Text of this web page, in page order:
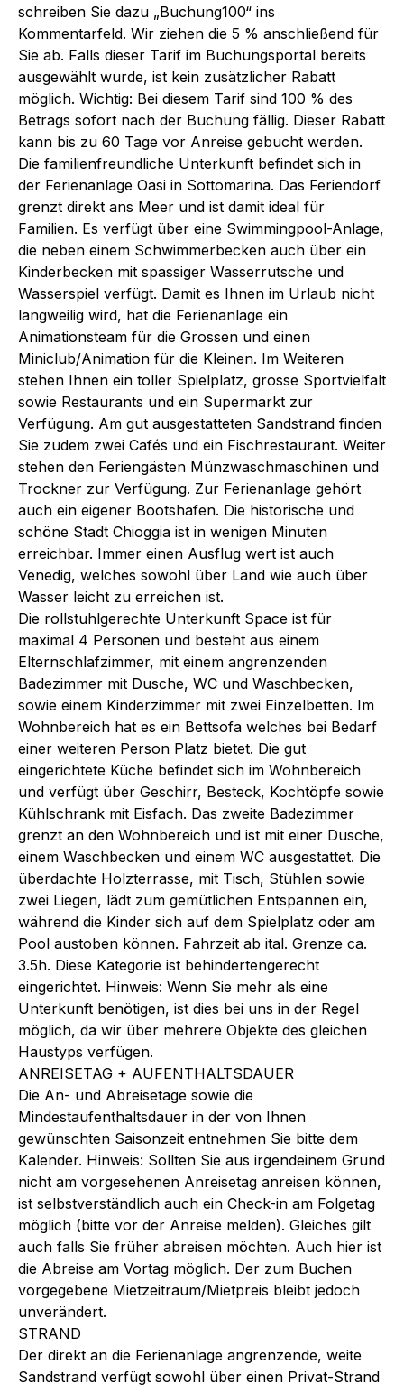
schreiben Sie dazu „Buchung100“ ins
Kommentarfeld. Wir ziehen die 5 % anschließend für
Sie ab. Falls dieser Tarif im Buchungsportal bereits
ausgewählt wurde, ist kein zusätzlicher Rabatt
möglich. Wichtig: Bei diesem Tarif sind 100 % des
Betrags sofort nach der Buchung fällig. Dieser Rabatt
kann bis zu 60 Tage vor Anreise gebucht werden.
Die familienfreundliche Unterkunft befindet sich in
der Ferienanlage Oasi in Sottomarina. Das Feriendorf
grenzt direkt ans Meer und ist damit ideal für
Familien. Es verfügt über eine Swimmingpool-Anlage,
die neben einem Schwimmerbecken auch über ein
Kinderbecken mit spassiger Wasserrutsche und
Wasserspiel verfügt. Damit es Ihnen im Urlaub nicht
langweilig wird, hat die Ferienanlage ein
Animationsteam für die Grossen und einen
Miniclub/Animation für die Kleinen. Im Weiteren
stehen Ihnen ein toller Spielplatz, grosse Sportvielfalt
sowie Restaurants und ein Supermarkt zur
Verfügung. Am gut ausgestatteten Sandstrand finden
Sie zudem zwei Cafés und ein Fischrestaurant. Weiter
stehen den Feriengästen Münzwaschmaschinen und
Trockner zur Verfügung. Zur Ferienanlage gehört
auch ein eigener Bootshafen. Die historische und
schöne Stadt Chioggia ist in wenigen Minuten
erreichbar. Immer einen Ausflug wert ist auch
Venedig, welches sowohl über Land wie auch über
Wasser leicht zu erreichen ist.
Die rollstuhlgerechte Unterkunft Space ist für
maximal 4 Personen und besteht aus einem
Elternschlafzimmer, mit einem angrenzenden
Badezimmer mit Dusche, WC und Waschbecken,
sowie einem Kinderzimmer mit zwei Einzelbetten. Im
Wohnbereich hat es ein Bettsofa welches bei Bedarf
einer weiteren Person Platz bietet. Die gut
eingerichtete Küche befindet sich im Wohnbereich
und verfügt über Geschirr, Besteck, Kochtöpfe sowie
Kühlschrank mit Eisfach. Das zweite Badezimmer
grenzt an den Wohnbereich und ist mit einer Dusche,
einem Waschbecken und einem WC ausgestattet. Die
überdachte Holzterrasse, mit Tisch, Stühlen sowie
zwei Liegen, lädt zum gemütlichen Entspannen ein,
während die Kinder sich auf dem Spielplatz oder am
Pool austoben können. Fahrzeit ab ital. Grenze ca.
3.5h. Diese Kategorie ist behindertengerecht
eingerichtet. Hinweis: Wenn Sie mehr als eine
Unterkunft benötigen, ist dies bei uns in der Regel
möglich, da wir über mehrere Objekte des gleichen
Haustyps verfügen.
ANREISETAG + AUFENTHALTSDAUER
Die An- und Abreisetage sowie die
Mindestaufenthaltsdauer in der von Ihnen
gewünschten Saisonzeit entnehmen Sie bitte dem
Kalender. Hinweis: Sollten Sie aus irgendeinem Grund
nicht am vorgesehenen Anreisetag anreisen können,
ist selbstverständlich auch ein Check-in am Folgetag
möglich (bitte vor der Anreise melden). Gleiches gilt
auch falls Sie früher abreisen möchten. Auch hier ist
die Abreise am Vortag möglich. Der zum Buchen
vorgegebene Mietzeitraum/Mietpreis bleibt jedoch
unverändert.
STRAND
Der direkt an die Ferienanlage angrenzende, weite
Sandstrand verfügt sowohl über einen Privat-Strand